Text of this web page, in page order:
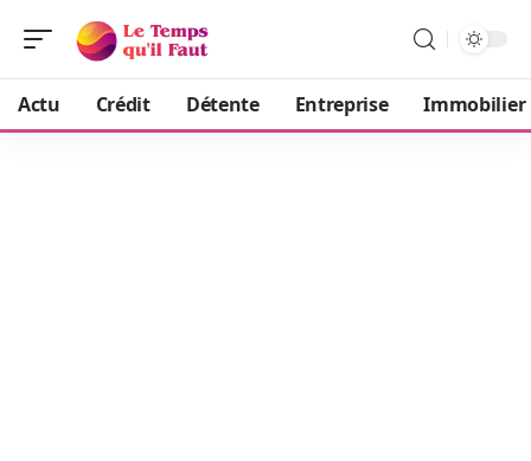
Actu Crédit Détente Entreprise Immobilier